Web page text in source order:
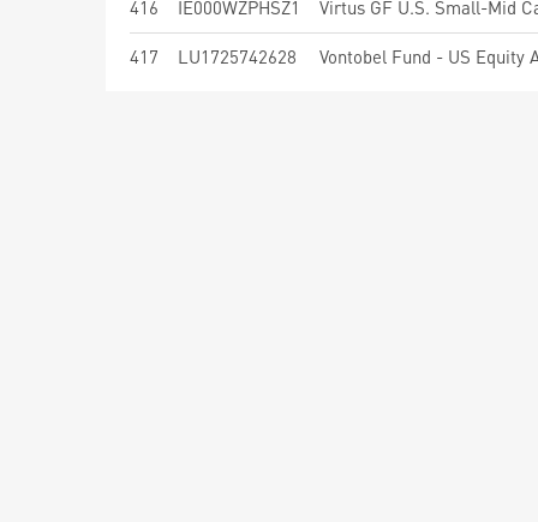
416 IE000WZPHSZ1 Virtus GF U.S. Small-Mid
417 LU1725742628 Vontobel Fund - US Equity